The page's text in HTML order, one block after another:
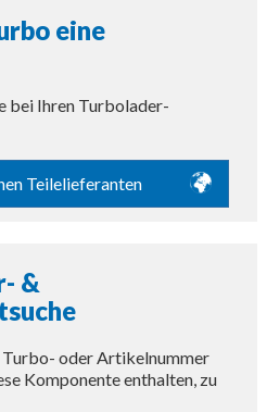
eine
bei Ihren Turbolader-
Teilelieferanten
&
Turbo- oder Artikelnummer
Komponente enthalten, zu